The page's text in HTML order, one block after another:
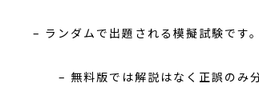
– ランダムで出題される模擬試験です。
– 無料版では解説はなく正誤のみ分